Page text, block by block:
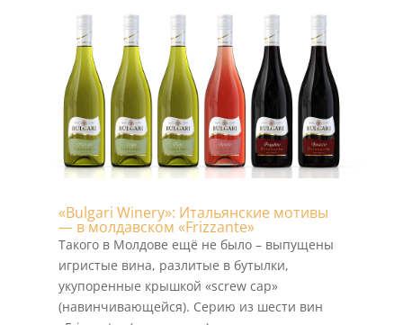
«Bulgari Winery»: Итальянские мотивы
— в молдавском «Frizzante»
Такого в Молдове ещё не было – выпущены
игристые вина, разлитые в бутылки,
укупоренные крышкой «screw cap»
(навинчивающейся). Серию из шести вин